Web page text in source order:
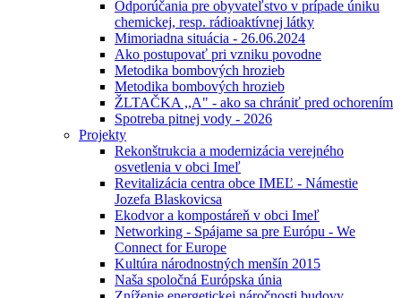
Odporúčania pre obyvateľstvo v prípade úniku
chemickej, resp. rádioaktívnej látky
Mimoriadna situácia - 26.06.2024
Ako postupovať pri vzniku povodne
Metodika bombových hrozieb
Metodika bombových hrozieb
ŽLTAČKA ,,A" - ako sa chrániť pred ochorením
Spotreba pitnej vody - 2026
Projekty
Rekonštrukcia a modernizácia verejného
osvetlenia v obci Imeľ
Revitalizácia centra obce IMEĽ - Námestie
Jozefa Blaskovicsa
Ekodvor a kompostáreň v obci Imeľ
Networking - Spájame sa pre Európu - We
Connect for Europe
Kultúra národnostných menšín 2015
Naša spoločná Európska únia